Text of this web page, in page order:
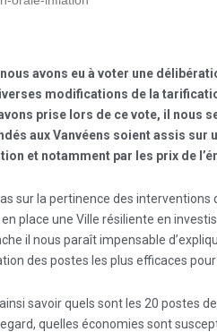
avons eu à voter une
modifications de la
prise lors de ce vote, il nous
aux Vanvéens soient assis sur
et notamment par les prix de
sur la pertinence des
en place une Ville résiliente en
il nous paraît impensable
des postes les plus efficaces
savoir quels sont les 20 postes
quelles économies sont